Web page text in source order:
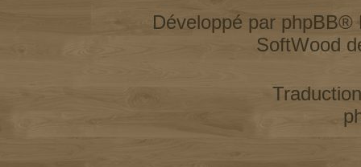
Développé par phpBB®
SoftWood